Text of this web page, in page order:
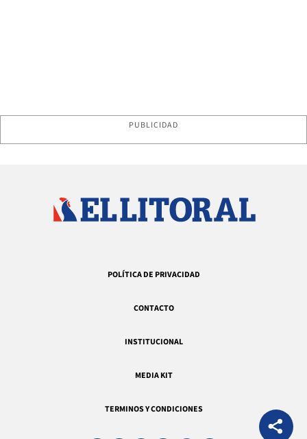
PUBLICIDAD
POLÍTICA DE PRIVACIDAD
CONTACTO
INSTITUCIONAL
MEDIA KIT
TERMINOS Y CONDICIONES